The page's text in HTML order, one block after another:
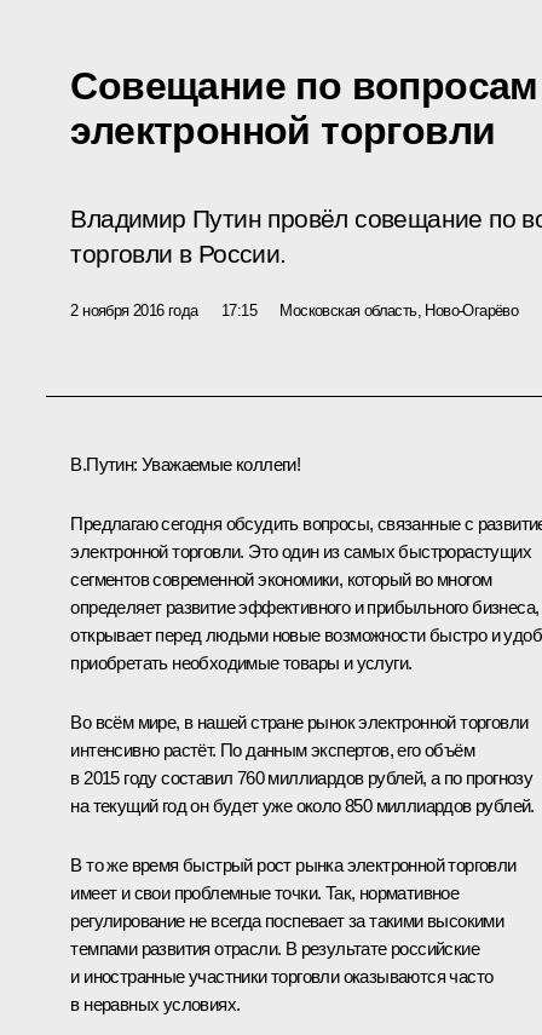
Совещание по вопросам
электронной торговли
Владимир Путин провёл совещание по
торговли в России.
2 ноября 2016 года 17:15 Московская область, Ново-Огарёво
В.Путин: Уважаемые коллеги!
Предлагаю сегодня обсудить вопросы, связанные с
электронной торговли. Это один из самых быстрорастущих
сегментов современной экономики, который во многом
определяет развитие эффективного и прибыльного бизнеса,
открывает перед людьми новые возможности быстро и
приобретать необходимые товары и услуги.
Во всём мире, в нашей стране рынок электронной торговли
интенсивно растёт. По данным экспертов, его объём
в 2015 году составил 760 миллиардов рублей, а по прогнозу
на текущий год он будет уже около 850 миллиардов рублей.
В то же время быстрый рост рынка электронной торговли
имеет и свои проблемные точки. Так, нормативное
регулирование не всегда поспевает за такими высокими
темпами развития отрасли. В результате российские
и иностранные участники торговли оказываются часто
в неравных условиях.